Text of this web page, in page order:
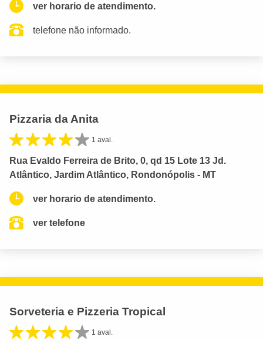
ver horario de atendimento.
telefone não informado.
Pizzaria da Anita
1 aval.
Rua Evaldo Ferreira de Brito, 0, qd 15 Lote 13 Jd.
Atlântico, Jardim Atlântico, Rondonópolis - MT
ver horario de atendimento.
ver telefone
Sorveteria e Pizzeria Tropical
1 aval.